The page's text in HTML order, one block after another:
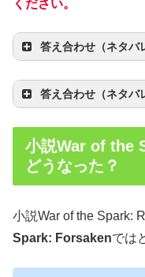
ください。
答え合わせ（ネタバ
答え合わせ（ネタバ
小説War of the
どうなった？
小説War of the Spark:
Spark: Forsakenでは